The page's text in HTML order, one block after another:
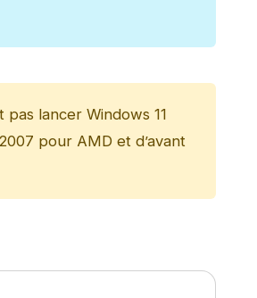
lancer Windows 11
pour AMD et d’avant